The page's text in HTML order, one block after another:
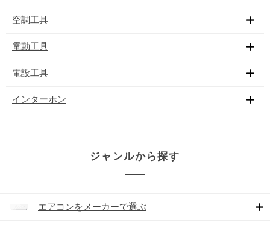
空調工具
電動工具
電設工具
インターホン
ジャンルから探す
エアコンをメーカーで選ぶ